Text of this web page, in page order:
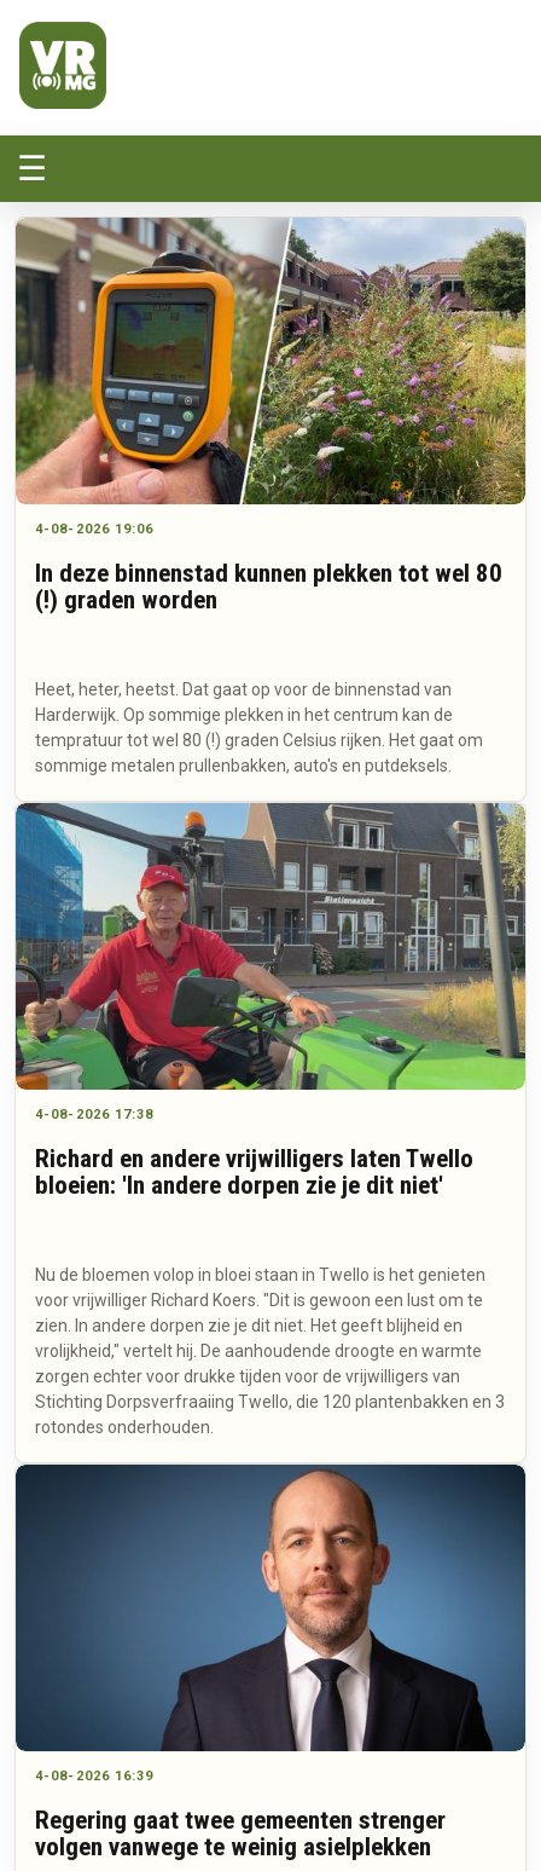
☰
4-08-2026 19:06
In deze binnenstad kunnen plekken tot wel 80
(!) graden worden
Heet, heter, heetst. Dat gaat op voor de binnenstad van
Harderwijk. Op sommige plekken in het centrum kan de
tempratuur tot wel 80 (!) graden Celsius rijken. Het gaat om
sommige metalen prullenbakken, auto's en putdeksels.
4-08-2026 17:38
Richard en andere vrijwilligers laten Twello
bloeien: 'In andere dorpen zie je dit niet'
Nu de bloemen volop in bloei staan in Twello is het genieten
voor vrijwilliger Richard Koers. "Dit is gewoon een lust om te
zien. In andere dorpen zie je dit niet. Het geeft blijheid en
vrolijkheid," vertelt hij. De aanhoudende droogte en warmte
zorgen echter voor drukke tijden voor de vrijwilligers van
Stichting Dorpsverfraaiing Twello, die 120 plantenbakken en 3
rotondes onderhouden.
4-08-2026 16:39
Regering gaat twee gemeenten strenger
volgen vanwege te weinig asielplekken